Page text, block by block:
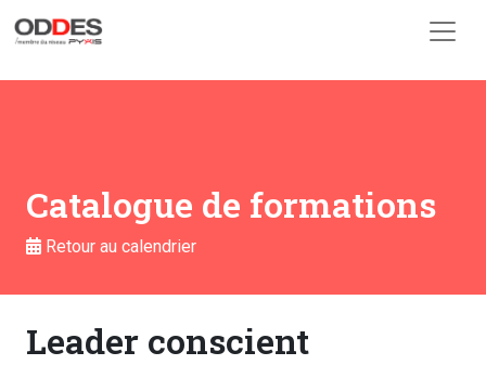
Catalogue de formations
Retour au calendrier
Leader conscient